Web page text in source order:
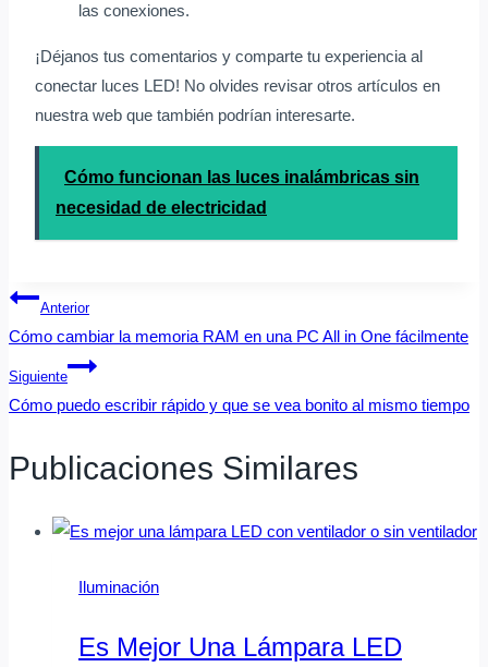
las conexiones.
¡Déjanos tus comentarios y comparte tu experiencia al
conectar luces LED! No olvides revisar otros artículos en
nuestra web que también podrían interesarte.
Cómo funcionan las luces inalámbricas sin
necesidad de electricidad
Navegación
De
Entradas
Anterior
Cómo cambiar la memoria RAM en una PC All in One fácilmente
Siguiente
Cómo puedo escribir rápido y que se vea bonito al mismo tiempo
Publicaciones Similares
Iluminación
Es Mejor Una Lámpara LED